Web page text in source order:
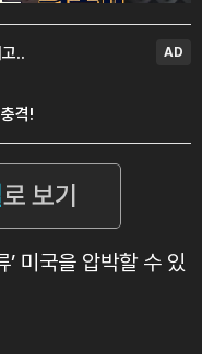
미국을 압박할 수 있